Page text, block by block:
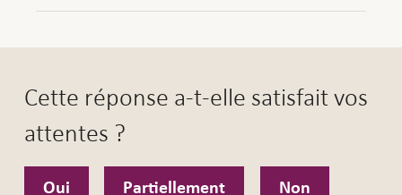
Cette réponse a-t-elle satisfait vos
attentes ?
Oui Partiellement Non